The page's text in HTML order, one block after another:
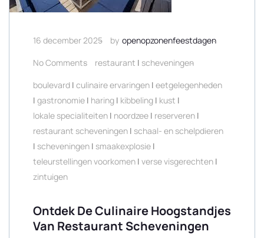
16 december 2025 by openopzonenfeestdagen
No Comments
restaurant | scheveningen
boulevard | culinaire ervaringen | eetgelegenheden
| gastronomie | haring | kibbeling | kust |
lokale specialiteiten | noordzee | reserveren |
restaurant scheveningen | schaal- en schelpdieren
| scheveningen | smaakexplosie |
teleurstellingen voorkomen | verse visgerechten |
zintuigen
Ontdek De Culinaire Hoogstandjes
Van Restaurant Scheveningen